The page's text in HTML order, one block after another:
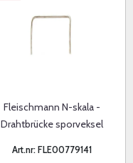
Fleischmann N-skala -
Drahtbrücke sporveksel
Art.nr: FLE00779141